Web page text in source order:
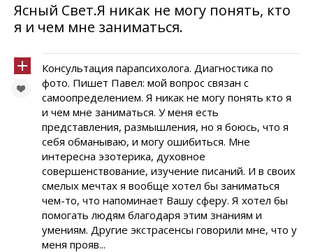
Ясный Свет.Я никак не могу понять, кто
я и чем мне заниматься.
Консультация парапсихолога. Диагностика по
фото. Пишет Павел: мой вопрос связан с
самоопределением. Я никак не могу понять кто я
и чем мне заниматься. У меня есть
представления, размышления, но я боюсь, что я
себя обманываю, и могу ошибиться. Мне
интересна эзотерика, духовное
совершенствование, изучение писаний. И в своих
смелых мечтах я вообще хотел бы заниматься
чем-то, что напоминает Вашу сферу. Я хотел бы
помогать людям благодаря этим знаниям и
умениям. Другие экстрасенсы говорили мне, что у
меня прояв...